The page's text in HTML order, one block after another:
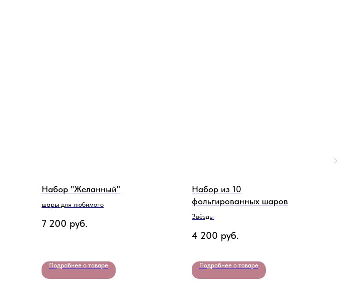
Набор "Желанный"
шары для любимого
7 200 руб.
Подробнее о товаре
Набор из 10
фольгированных шаров
Звёзды
4 200 руб.
Подробнее о товаре